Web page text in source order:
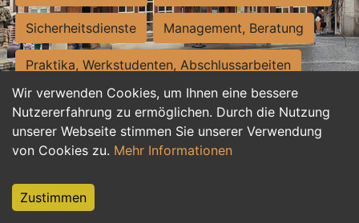
Wir verwenden Cookies, um Ihnen eine bessere
Nutzererfahrung zu ermöglichen. Durch die Nutzung
unserer Webseite stimmen Sie unserer Verwendung
von Cookies zu. Mehr Informationen
Zustimmen
Sicherheitsdienste Management, Beratung
Praktika, Werkstudenten, Abschlussarbeiten
Personalwesen Assistenz, Sekretariat
Hilfskräfte, Aushilfs- und Nebenjobs
Weiterbildung, Studium, duale Ausbildung